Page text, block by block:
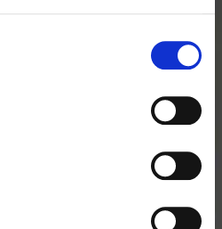
browsing from Close
like to switch to the site in